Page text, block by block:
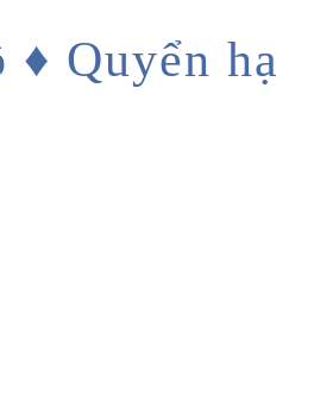
Quyển hạ